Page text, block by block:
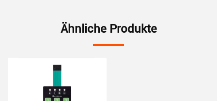
Ähnliche Produkte